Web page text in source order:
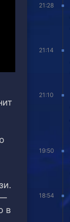
в
21:28
21:14
21:10
19:50
18:54